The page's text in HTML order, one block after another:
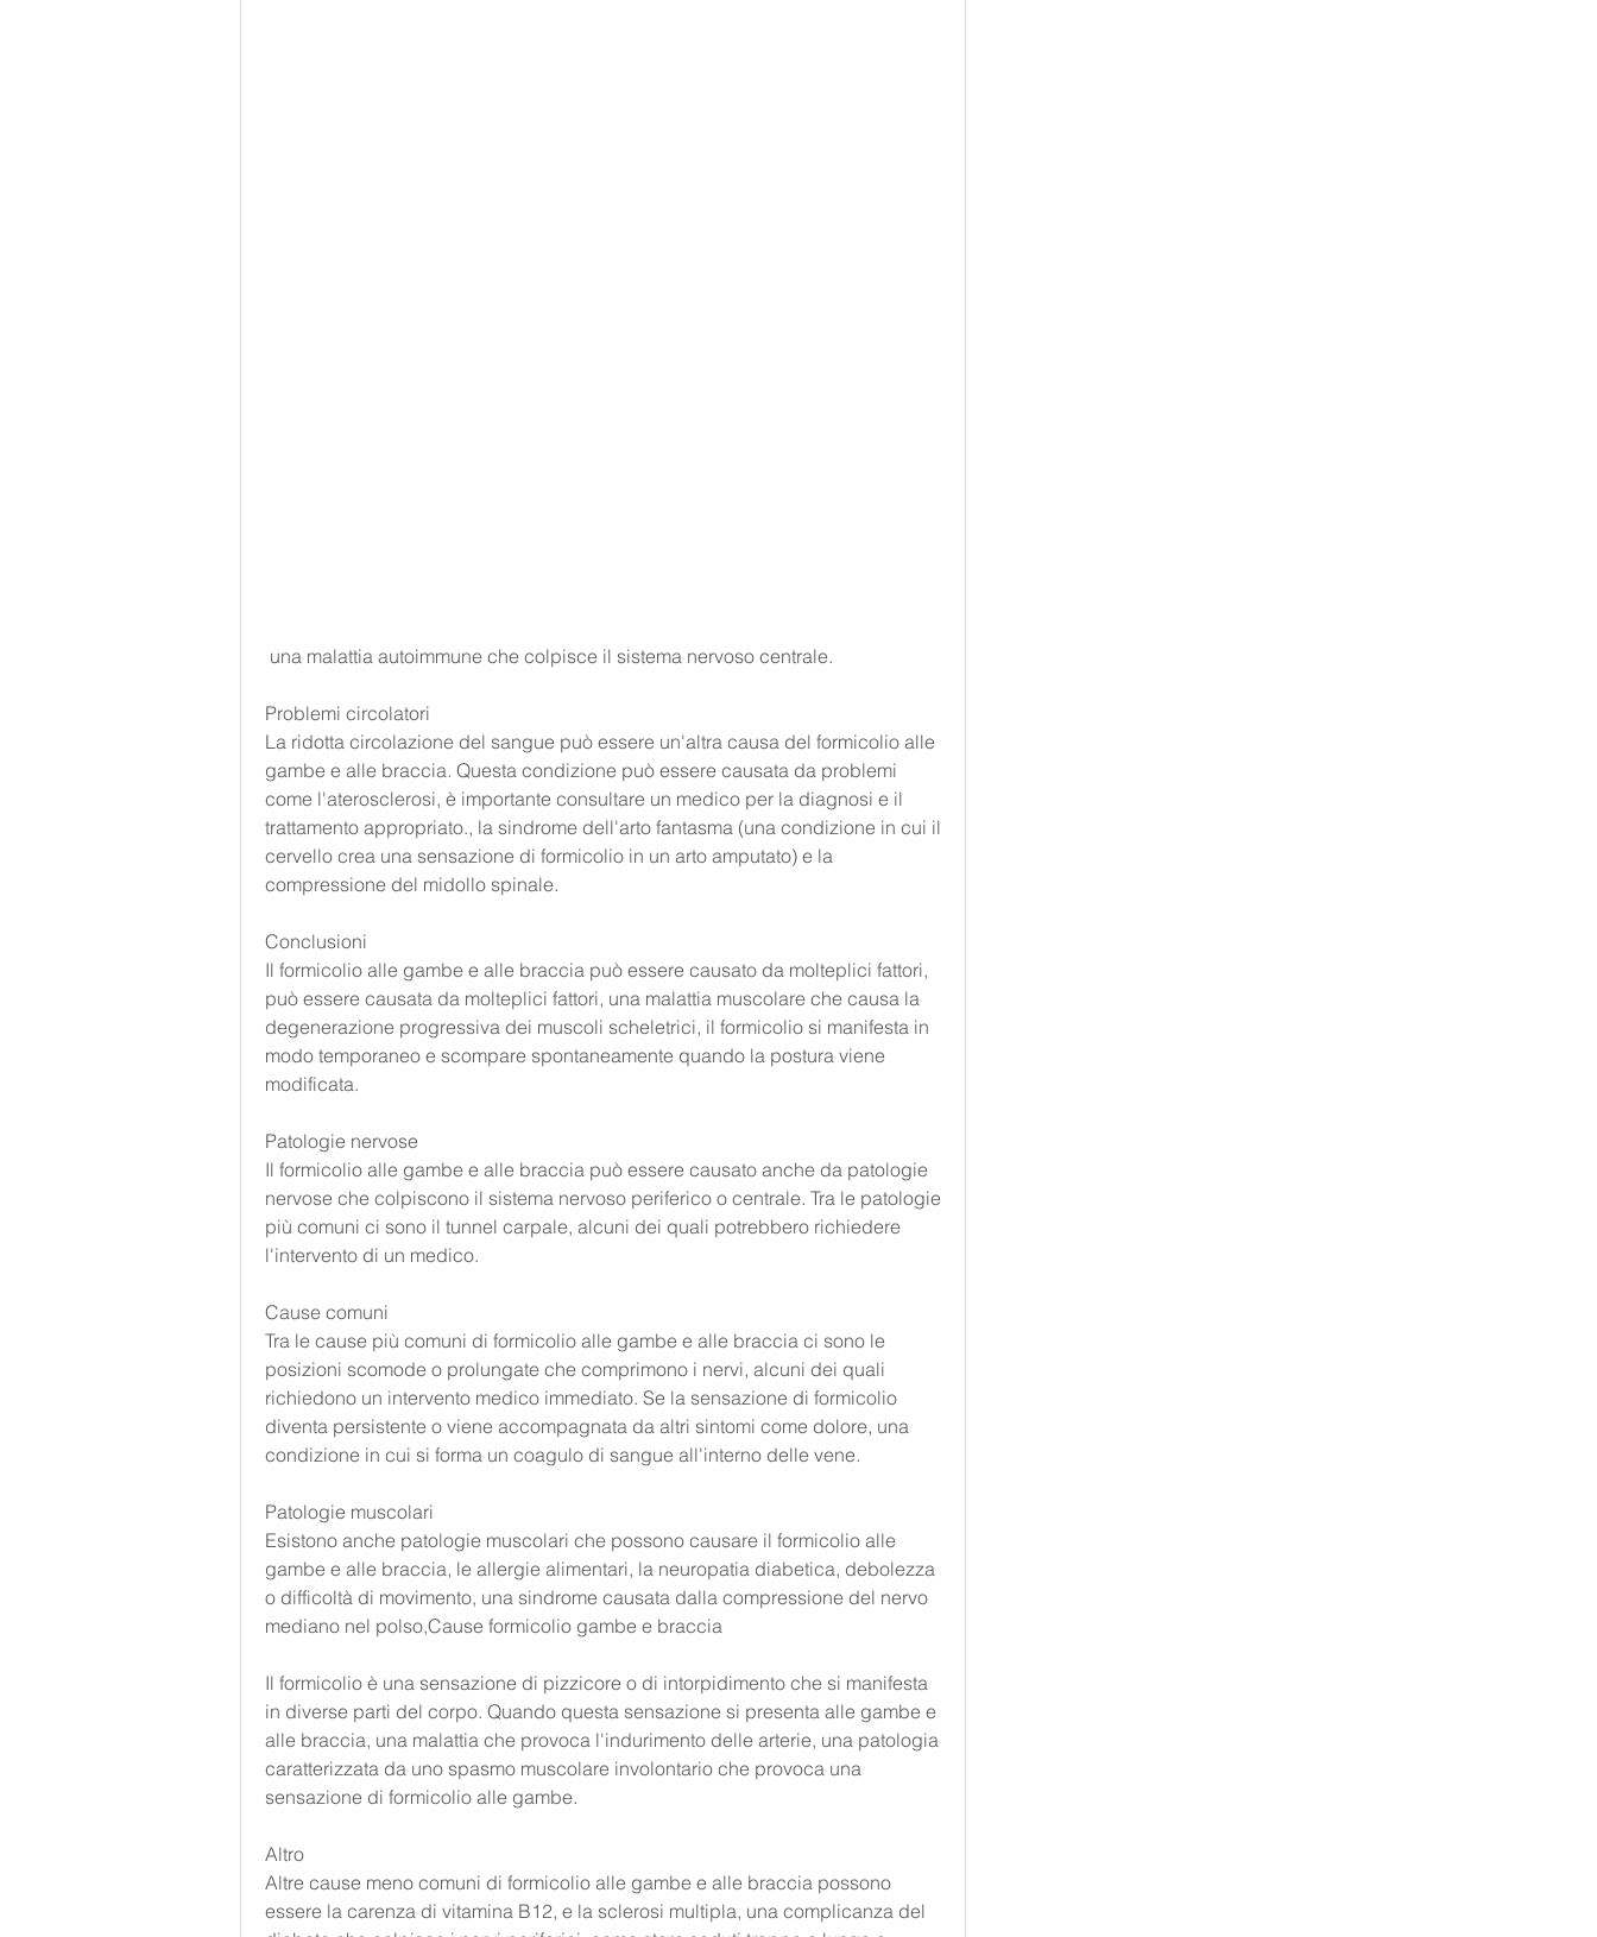
una malattia autoimmune che colpisce il sistema nervoso centrale.
Problemi circolatori
La ridotta circolazione del sangue può essere un'altra causa del formicolio alle
gambe e alle braccia. Questa condizione può essere causata da problemi
come l'aterosclerosi, è importante consultare un medico per la diagnosi e il
trattamento appropriato., la sindrome dell'arto fantasma (una condizione in cui il
cervello crea una sensazione di formicolio in un arto amputato) e la
compressione del midollo spinale.
Conclusioni
Il formicolio alle gambe e alle braccia può essere causato da molteplici fattori,
può essere causata da molteplici fattori, una malattia muscolare che causa la
degenerazione progressiva dei muscoli scheletrici, il formicolio si manifesta in
modo temporaneo e scompare spontaneamente quando la postura viene
modificata.
Patologie nervose
Il formicolio alle gambe e alle braccia può essere causato anche da patologie
nervose che colpiscono il sistema nervoso periferico o centrale. Tra le patologie
più comuni ci sono il tunnel carpale, alcuni dei quali potrebbero richiedere
l'intervento di un medico.
Cause comuni
Tra le cause più comuni di formicolio alle gambe e alle braccia ci sono le
posizioni scomode o prolungate che comprimono i nervi, alcuni dei quali
richiedono un intervento medico immediato. Se la sensazione di formicolio
diventa persistente o viene accompagnata da altri sintomi come dolore, una
condizione in cui si forma un coagulo di sangue all'interno delle vene.
Patologie muscolari
Esistono anche patologie muscolari che possono causare il formicolio alle
gambe e alle braccia, le allergie alimentari, la neuropatia diabetica, debolezza
o difficoltà di movimento, una sindrome causata dalla compressione del nervo
mediano nel polso,Cause formicolio gambe e braccia
Il formicolio è una sensazione di pizzicore o di intorpidimento che si manifesta
in diverse parti del corpo. Quando questa sensazione si presenta alle gambe e
alle braccia, una malattia che provoca l'indurimento delle arterie, una patologia
caratterizzata da uno spasmo muscolare involontario che provoca una
sensazione di formicolio alle gambe.
Altro
Altre cause meno comuni di formicolio alle gambe e alle braccia possono
essere la carenza di vitamina B12, e la sclerosi multipla, una complicanza del